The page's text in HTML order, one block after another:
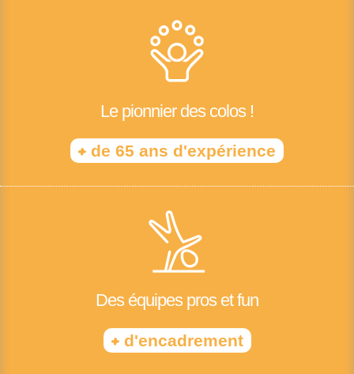
Le pionnier des colos !
+ de 65 ans d'expérience
Des équipes pros et fun
+d'encadrement